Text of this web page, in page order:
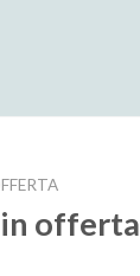
offerta